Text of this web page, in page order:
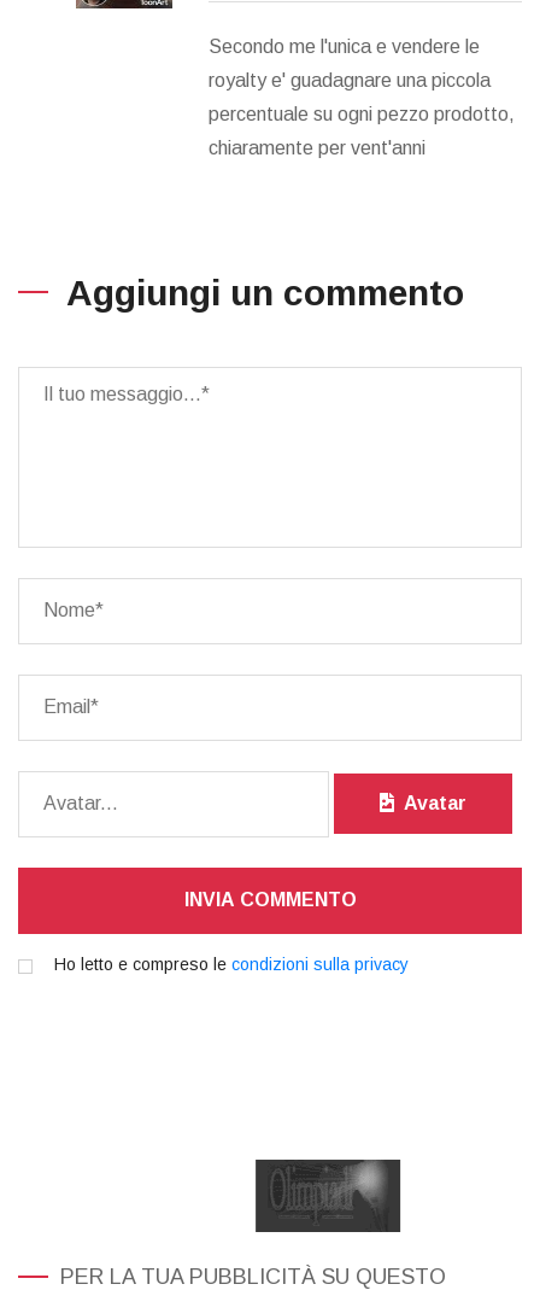
Secondo me l'unica e vendere le
royalty e' guadagnare una piccola
percentuale su ogni pezzo prodotto,
chiaramente per vent'anni
Aggiungi un commento
Avatar
INVIA COMMENTO
Ho letto e compreso le condizioni sulla privacy
PER LA TUA PUBBLICITÀ SU QUESTO